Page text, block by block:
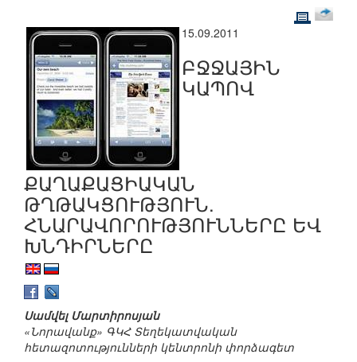
15.09.2011
ԲՋՋԱՅԻՆ
ԿԱՊՈՎ
ՔԱՂԱՔԱՑԻԱԿԱՆ
ԹՂԹԱԿՑՈՒԹՅՈՒՆ.
ՀՆԱՐԱՎՈՐՈՒԹՅՈՒՆՆԵՐԸ ԵՎ
ԽՆԴԻՐՆԵՐԸ
Սամվել Մարտիրոսյան
«Նորավանք» ԳԿՀ Տեղեկատվական
հետազոտությունների կենտրոնի փորձագետ